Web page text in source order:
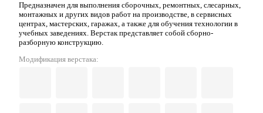
Предназначен для выполнения сборочных, ремонтных, слесарных,
монтажных и других видов работ на производстве, в сервисных
центрах, мастерских, гаражах, а также для обучения технологии в
учебных заведениях. Верстак представляет собой сборно-
разборную конструкцию.
Модификация верстака: